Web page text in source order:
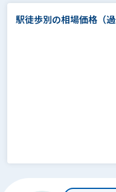
駅徒歩別の相場価格 （